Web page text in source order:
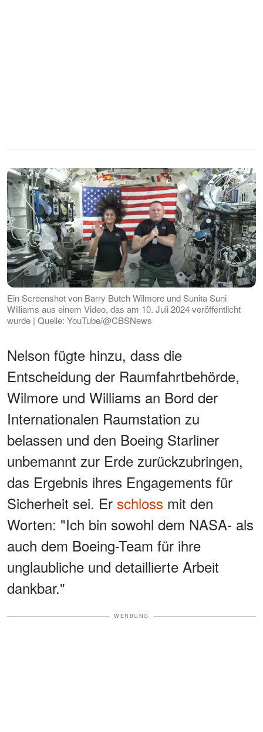
Ein Screenshot von Barry Butch Wilmore und Sunita Suni
Williams aus einem Video, das am 10. Juli 2024 veröffentlicht
wurde | Quelle: YouTube/@CBSNews
Nelson fügte hinzu, dass die
Entscheidung der Raumfahrtbehörde,
Wilmore und Williams an Bord der
Internationalen Raumstation zu
belassen und den Boeing Starliner
unbemannt zur Erde zurückzubringen,
das Ergebnis ihres Engagements für
Sicherheit sei. Er schloss mit den
Worten: "Ich bin sowohl dem NASA- als
auch dem Boeing-Team für ihre
unglaubliche und detaillierte Arbeit
dankbar."
WERBUNG